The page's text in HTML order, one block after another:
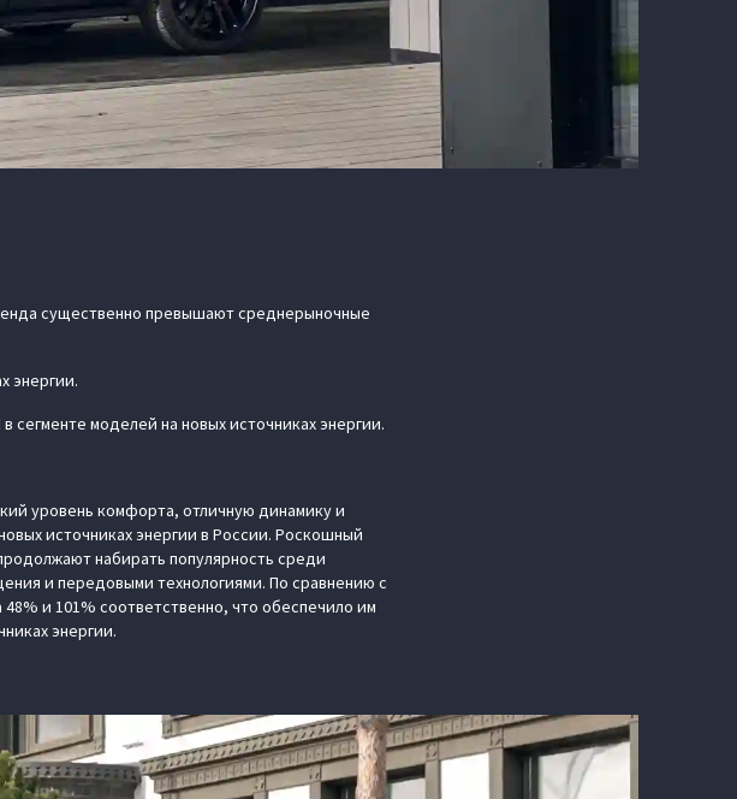
существенно превышают среднерыночные
энергии.
сегменте моделей на новых источниках энергии.
уровень комфорта, отличную динамику и
источниках энергии в России. Роскошный
набирать популярность среди
и передовыми технологиями. По сравнению с
и 101% соответственно, что обеспечило им
энергии.